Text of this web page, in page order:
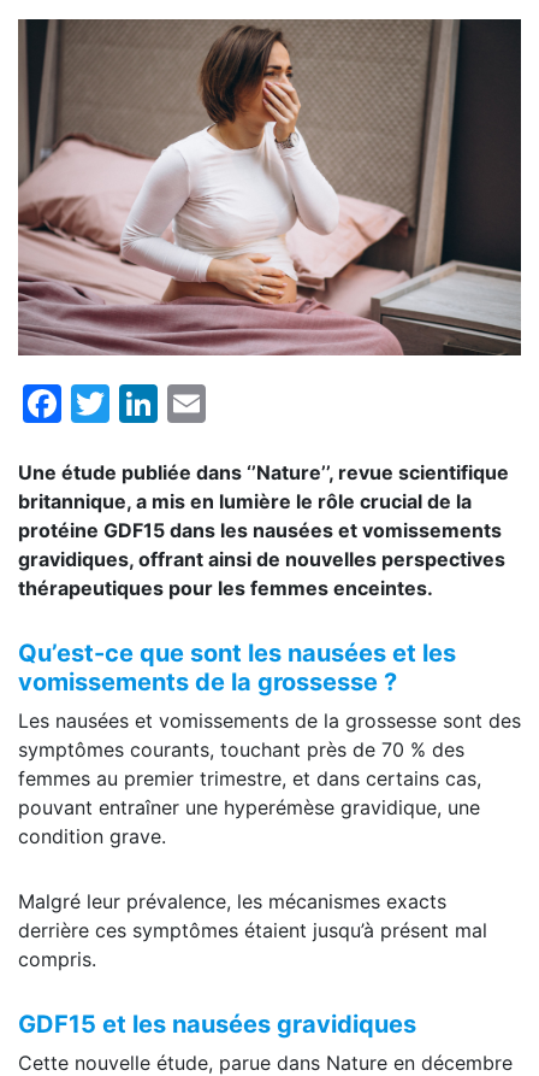
Facebook
TwitterLinkedIn
Une étude publiée dans ‘’Nature’’, revue scientifique
britannique, a mis en lumière le rôle crucial de la
protéine GDF15 dans les nausées et vomissements
gravidiques, offrant ainsi de nouvelles perspectives
thérapeutiques pour les femmes enceintes.
Qu’est-ce que sont les nausées et les
vomissements de la grossesse ?
Les nausées et vomissements de la grossesse sont des
symptômes courants, touchant près de 70 % des
femmes au premier trimestre, et dans certains cas,
pouvant entraîner une hyperémèse gravidique, une
condition grave.
Malgré leur prévalence, les mécanismes exacts
derrière ces symptômes étaient jusqu’à présent mal
compris.
GDF15 et les nausées gravidiques
Cette nouvelle étude, parue dans Nature en décembre